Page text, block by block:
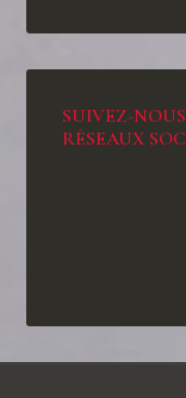
SUIVEZ-
RÉSEAUX